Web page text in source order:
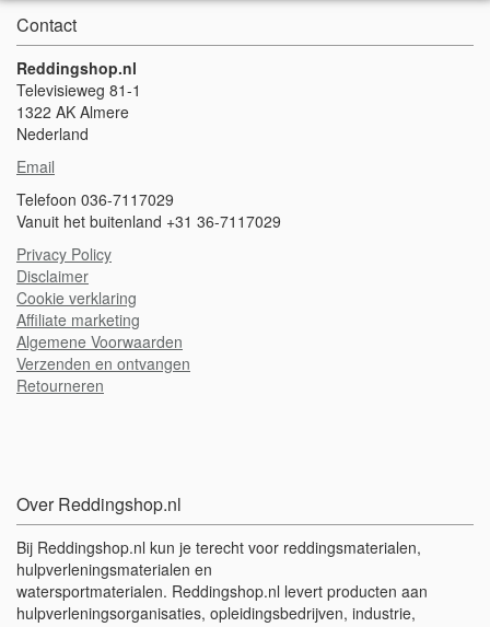
Contact
Reddingshop.nl
Televisieweg 81-1
1322 AK Almere
Nederland
Email
Telefoon 036-7117029
Vanuit het buitenland +31 36-7117029
Privacy Policy
Disclaimer
Cookie verklaring
Affiliate marketing
Algemene Voorwaarden
Verzenden en ontvangen
Retourneren
Over Reddingshop.nl
Bij Reddingshop.nl kun je terecht voor reddingsmaterialen,
hulpverleningsmaterialen en
watersportmaterialen. Reddingshop.nl levert producten aan
hulpverleningsorganisaties, opleidingsbedrijven, industrie,